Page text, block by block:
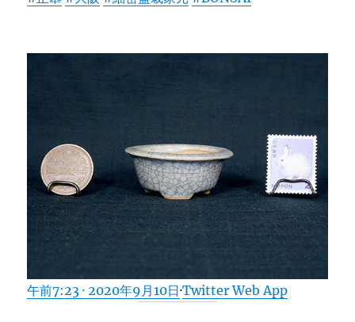
午前7:23 · 2020年9月10日·Twitter Web App